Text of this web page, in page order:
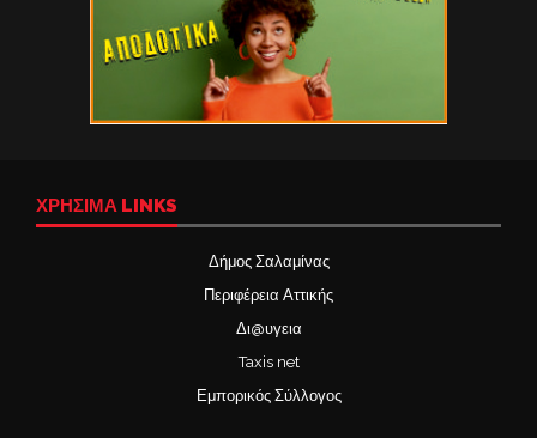
ΧΡΉΣΙΜΑ LINKS
Δήμος Σαλαμίνας
Περιφέρεια Αττικής
Δι@υγεια
Taxis net
Εμπορικός Σύλλογος